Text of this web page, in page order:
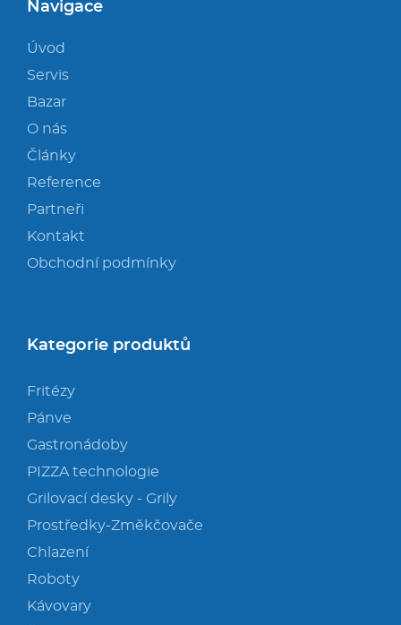
Navigace
Úvod
Servis
Bazar
O nás
Články
Reference
Partneři
Kontakt
Obchodní podmínky
Kategorie produktů
Fritézy
Pánve
Gastronádoby
PIZZA technologie
Grilovací desky - Grily
Prostředky-Změkčovače
Chlazení
Roboty
Kávovary